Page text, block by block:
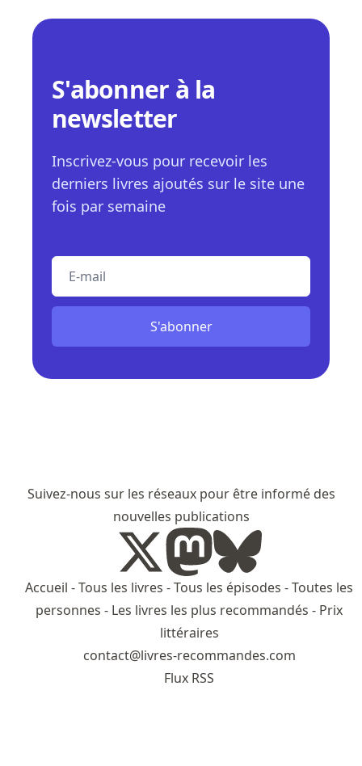
S'abonner à la
newsletter
Inscrivez-vous pour recevoir les
derniers livres ajoutés sur le site une
fois par semaine
S'abonner
Suivez-nous sur les réseaux pour être informé des
nouvelles publications
Accueil -Tous les livres -Tous les épisodes -Toutes les
personnes - Les livres les plus recommandés - Prix
littéraires
contact@livres-recommandes.com
Flux RSS